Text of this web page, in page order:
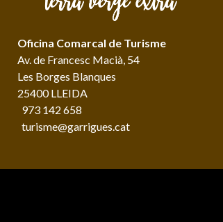
Oficina Comarcal de Turisme
Av. de Francesc Macià, 54
Les Borges Blanques
25400 LLEIDA
973 142 658
turisme@garrigues.cat